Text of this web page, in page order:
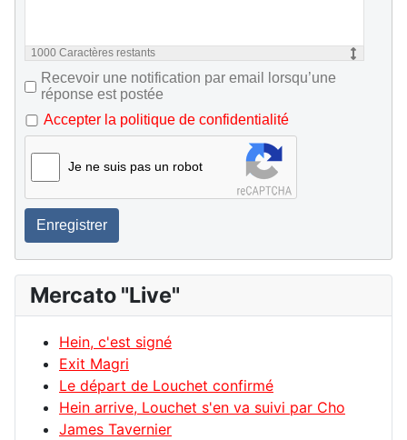
1000 Caractères restants
Recevoir une notification par email lorsqu’une
réponse est postée
Accepter la politique de confidentialité
Je ne suis pas un robot
Enregistrer
Mercato "Live"
Hein, c'est signé
Exit Magri
Le départ de Louchet confirmé
Hein arrive, Louchet s'en va suivi par Cho
James Tavernier